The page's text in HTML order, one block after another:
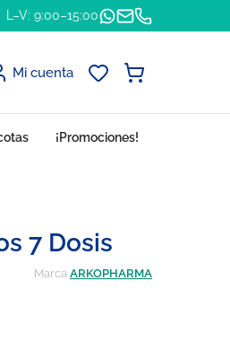
L–V: 9:00–15:00
Mi cuenta
¡Promociones!
7 Dosis
Marca ARKOPHARMA